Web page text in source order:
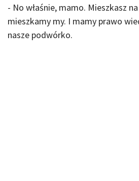
- No właśnie, mamo. Mieszkasz
mieszkamy my. I mamy prawo
nasze podwórko.